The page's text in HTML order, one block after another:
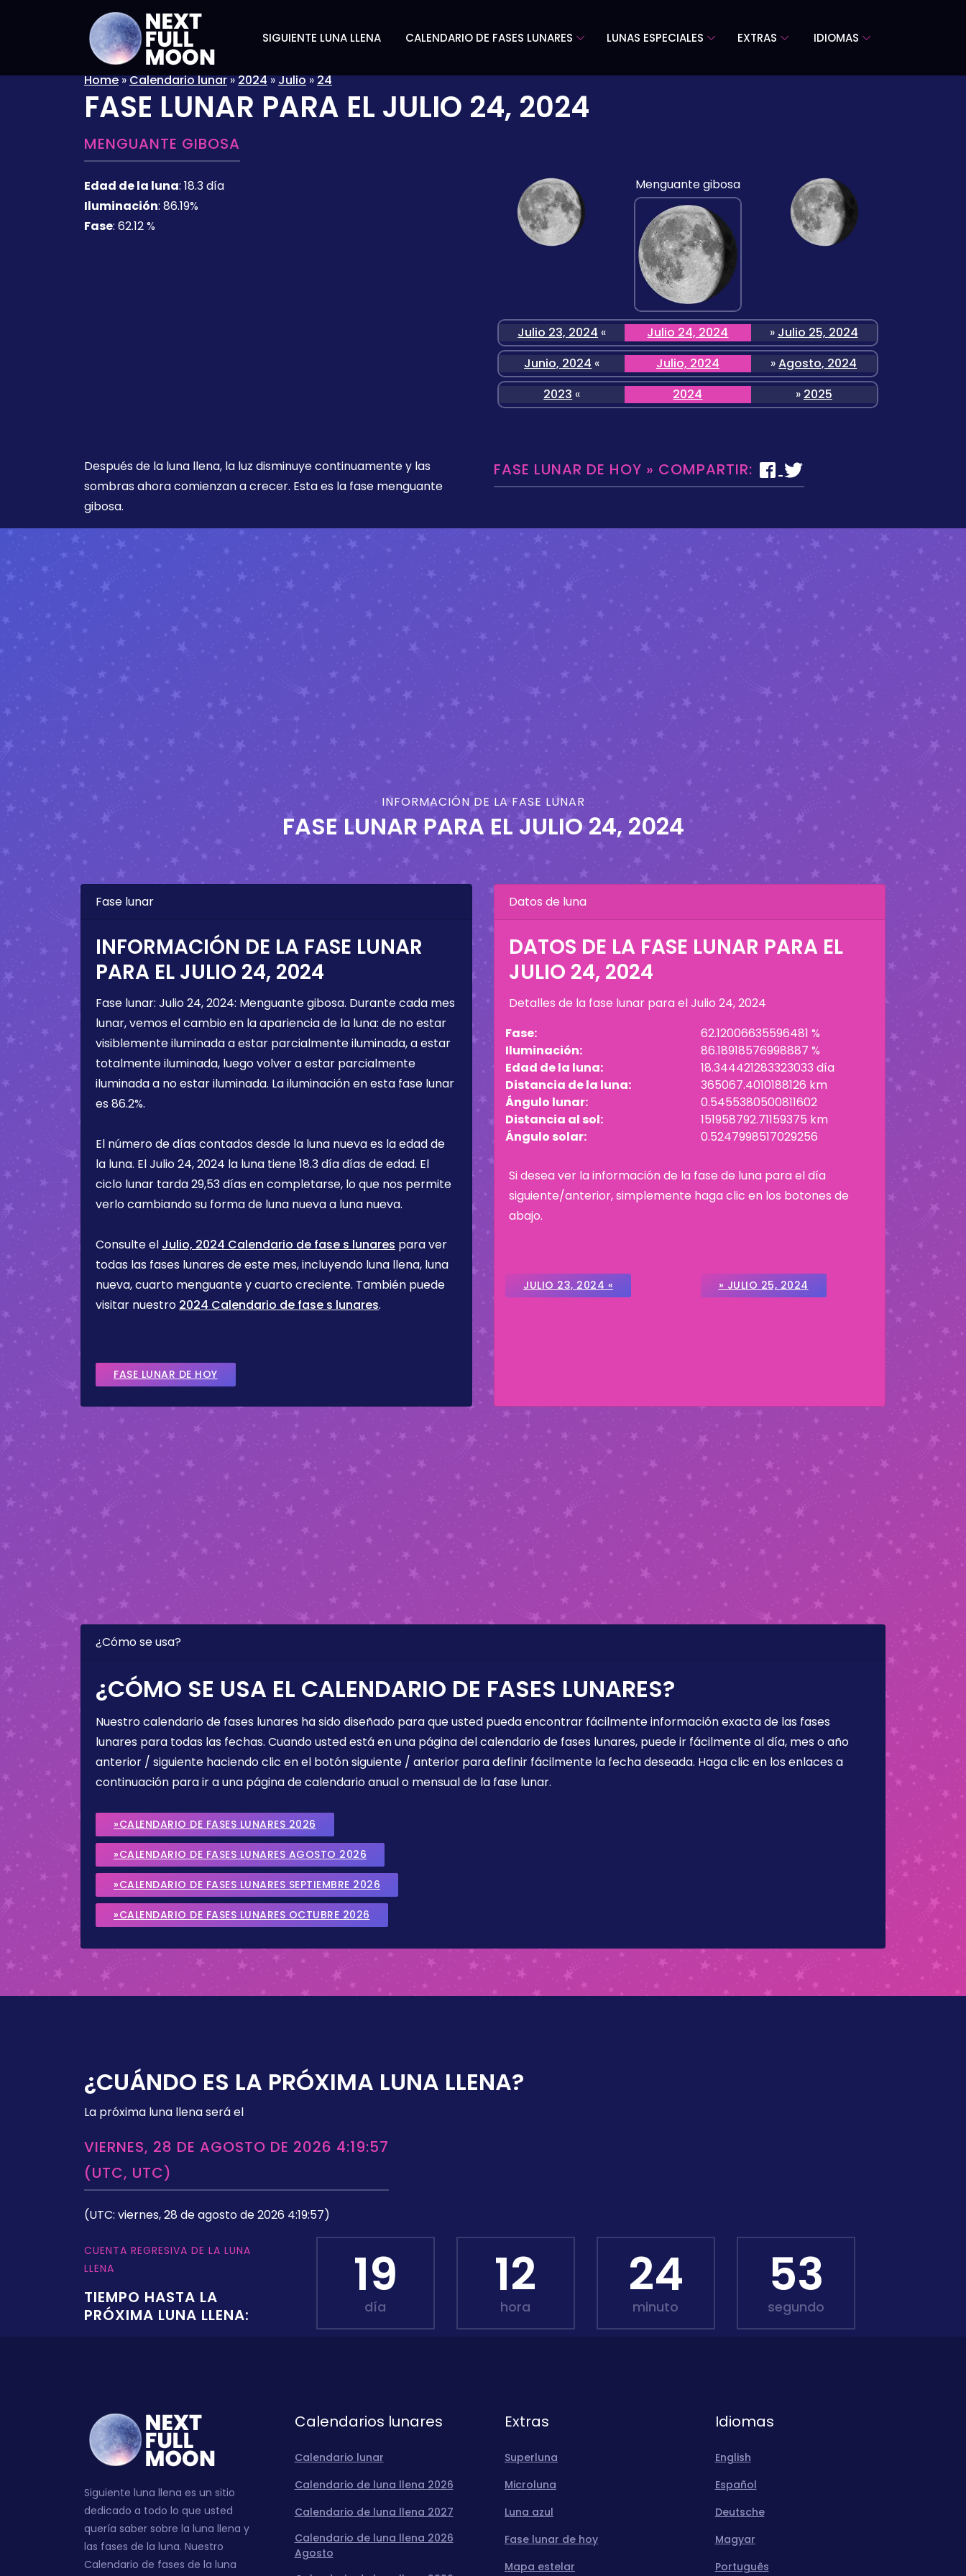
SIGUIENTE LUNA LLENA CALENDARIO DE FASES LUNARES LUNAS ESPECIALES EXTRAS IDIOMAS
Home»Calendario lunar»2024»Julio»24
FASE LUNAR PARA EL JULIO 24, 2024
MENGUANTE GIBOSA
Edad de la luna: 18.3 día
Iluminación: 86.19%
Fase: 62.12 %
Menguante gibosa
Julio 23, 2024 « Julio 24, 2024 » Julio 25, 2024
Junio, 2024 « Julio, 2024 »Agosto, 2024
2023 « 2024 » 2025
Después de la luna llena, la luz disminuye continuamente y las
sombras ahora comienzan a crecer. Esta es la fase menguante
gibosa.
FASE LUNAR DE HOY » COMPARTIR:
INFORMACIÓN DE LA FASE LUNAR
FASE LUNAR PARA EL JULIO 24, 2024
Fase lunar
INFORMACIÓN DE LA FASE LUNAR
PARA EL JULIO 24, 2024
Fase lunar: Julio 24, 2024: Menguante gibosa. Durante cada mes
lunar, vemos el cambio en la apariencia de la luna: de no estar
visiblemente iluminada a estar parcialmente iluminada, a estar
totalmente iluminada, luego volver a estar parcialmente
iluminada a no estar iluminada. La iluminación en esta fase lunar
es 86.2%.
El número de días contados desde la luna nueva es la edad de
la luna. ElJulio 24, 2024 la luna tiene18.3 díadías de edad. El
ciclo lunar tarda 29,53 días en completarse, lo que nos permite
verlo cambiando su forma de luna nueva a luna nueva.
Consulte el Julio, 2024 Calendario de fase s lunares para ver
todas las fases lunares de este mes, incluyendo luna llena, luna
nueva, cuarto menguante y cuarto creciente. También puede
visitar nuestro 2024 Calendario de fase s lunares.
FASE LUNAR DE HOY
Datos de luna
DATOS DE LA FASE LUNAR PARA EL
JULIO 24, 2024
Detalles de la fase lunar para elJulio 24, 2024
Fase:
62.12006635596481 %
Iluminación:
86.18918576998887 %
Edad de la luna:
18.344421283323033 día
Distancia de la luna:
365067.4010188126 km
Ángulo lunar:
0.5455380500811602
Distancia al sol:
151958792.71159375 km
Ángulo solar:
0.5247998517029256
Si desea ver la información de la fase de luna para el día
siguiente/anterior, simplemente haga clic en los botones de
abajo.
JULIO 23, 2024 « » JULIO 25, 2024
¿Cómo se usa?
¿CÓMO SE USA EL CALENDARIO DE FASES LUNARES?
Nuestro calendario de fases lunares ha sido diseñado para que usted pueda encontrar fácilmente información exacta de las fases
lunares para todas las fechas. Cuando usted está en una página del calendario de fases lunares, puede ir fácilmente al día, mes o año
anterior / siguiente haciendo clic en el botón siguiente / anterior para definir fácilmente la fecha deseada. Haga clic en los enlaces a
continuación para ir a una página de calendario anual o mensual de la fase lunar.
»CALENDARIO DE FASES LUNARES 2026
»CALENDARIO DE FASES LUNARES AGOSTO 2026
»CALENDARIO DE FASES LUNARES SEPTIEMBRE 2026
»CALENDARIO DE FASES LUNARES OCTUBRE 2026
¿CUÁNDO ES LA PRÓXIMA LUNA LLENA?
La próxima luna llena será el
VIERNES, 28 DE AGOSTO DE 2026 4:19:57
(UTC, UTC)
(UTC: viernes, 28 de agosto de 2026 4:19:57)
CUENTA REGRESIVA DE LA LUNA
LLENA
TIEMPO HASTA LA
PRÓXIMA LUNA LLENA:
19
día
12
hora
24
minuto
51
segundo
Siguiente luna llena es un sitio
dedicado a todo lo que usted
quería saber sobre la luna llena y
las fases de la luna. Nuestro
Calendario de fases de la luna
Calendarios lunares
Calendario lunar
Calendario de luna llena 2026
Calendario de luna llena 2027
Calendario de luna llena 2026
Agosto
Extras
Superluna
Microluna
Luna azul
Fase lunar de hoy
Mapa estelar
Idiomas
English
Español
Deutsche
Magyar
Português